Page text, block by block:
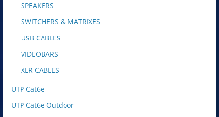
SPEAKERS
SWITCHERS & MATRIXES
USB CABLES
VIDEOBARS
XLR CABLES
UTP Cat6e
UTP Cat6e Outdoor